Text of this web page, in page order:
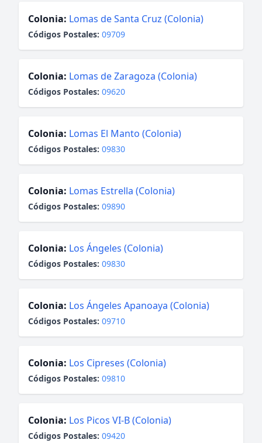
Colonia: Lomas de Santa Cruz (Colonia)
Códigos Postales: 09709
Colonia: Lomas de Zaragoza (Colonia)
Códigos Postales: 09620
Colonia: Lomas El Manto (Colonia)
Códigos Postales: 09830
Colonia: Lomas Estrella (Colonia)
Códigos Postales: 09890
Colonia: Los Ángeles (Colonia)
Códigos Postales: 09830
Colonia: Los Ángeles Apanoaya (Colonia)
Códigos Postales: 09710
Colonia: Los Cipreses (Colonia)
Códigos Postales: 09810
Colonia: Los Picos VI-B (Colonia)
Códigos Postales: 09420